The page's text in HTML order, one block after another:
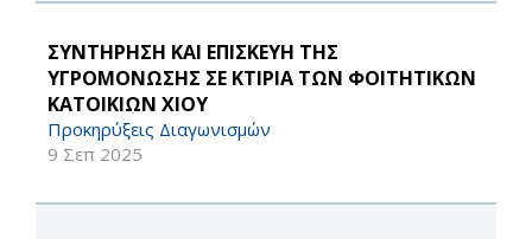
ΣΥΝΤΗΡΗΣΗ ΚΑΙ ΕΠΙΣΚΕΥΗ ΤΗΣ
ΥΓΡΟΜΟΝΩΣΗΣ ΣΕ ΚΤΙΡΙΑ ΤΩΝ ΦΟΙΤΗΤΙΚΩΝ
ΚΑΤΟΙΚΙΩΝ ΧΙΟΥ
Προκηρύξεις Διαγωνισμών
9 Σεπ 2025